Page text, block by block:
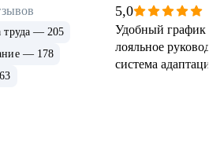
труда — 205
— 178
5,0
Удобный график
лояльное
система